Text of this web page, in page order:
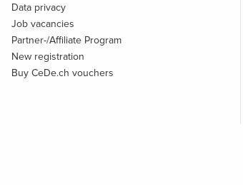
Data privacy
Job vacancies
Partner-/Affiliate Program
New registration
Buy CeDe.ch vouchers